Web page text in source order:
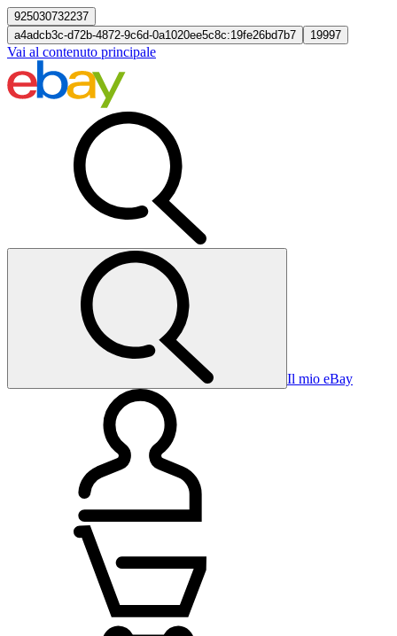
925030732237
a4adcb3c-d72b-4872-9c6d-0a1020ee5c8c:19fe26bd7b7
19997
Vai al contenuto principale
Il mio eBay